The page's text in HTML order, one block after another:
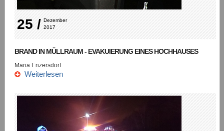
25 / Dezember
2017
BRAND IN MÜLLRAUM - EVAKUIERUNG EINES HOCHHAUSES
Maria Enzersdorf
Weiterlesen